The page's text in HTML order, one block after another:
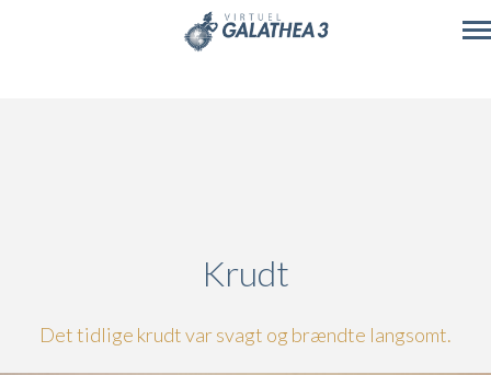
Krudt
Det tidlige krudt var svagt og brændte langsomt.